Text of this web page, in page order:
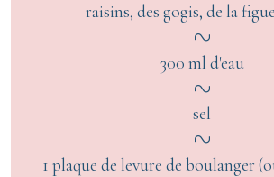
raisins, des gogis, de la
300 ml d'eau
sel
1 plaque de levure de boulanger